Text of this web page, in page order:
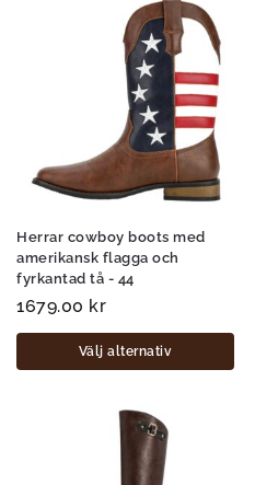
Herrar cowboy boots med
amerikansk flagga och
fyrkantad tå - 44
1679.00 kr
Välj alternativ